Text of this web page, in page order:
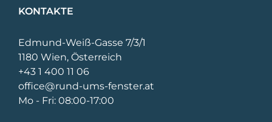
KONTAKTE
Edmund-Weiß-Gasse 7/3/1
1180 Wien, Österreich
+43 1 400 11 06
office@rund-ums-fenster.at
Mo - Fri: 08:00-17:00